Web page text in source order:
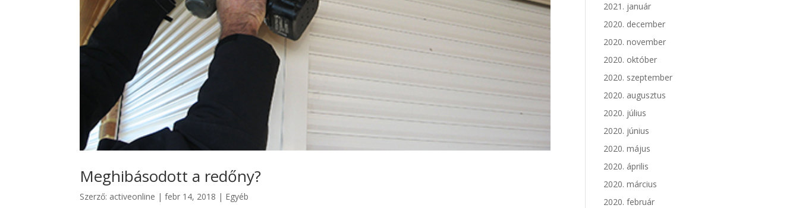
Meghibásodott a redőny?
Szerző: activeonline |febr 14, 2018 | Egyéb
2021. január
2020. december
2020. november
2020. október
2020. szeptember
2020. augusztus
2020. július
2020. június
2020. május
2020. április
2020. március
2020. február